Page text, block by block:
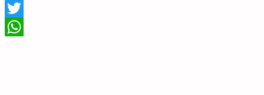
Facebook
Twitter